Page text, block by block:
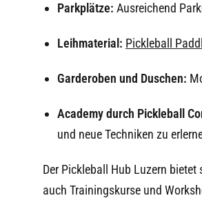
Parkplätze:Ausreichend
Leihmaterial: Pickleball
Garderoben und Duschen:
Academy durch Pickleball
und neue Techniken zu
Der Pickleball Hub Luzern
auch Trainingskurse und